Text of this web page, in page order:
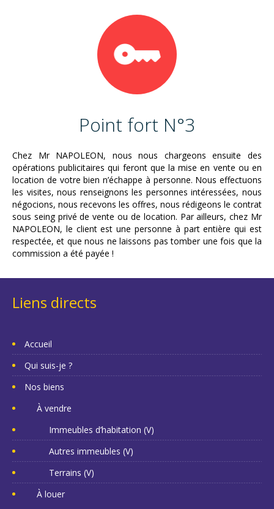
Point fort N°3
Chez Mr NAPOLEON, nous nous chargeons ensuite des
opérations publicitaires qui feront que la mise en vente ou en
location de votre bien n’échappe à personne. Nous effectuons
les visites, nous renseignons les personnes intéressées, nous
négocions, nous recevons les offres, nous rédigeons le contrat
sous seing privé de vente ou de location. Par ailleurs, chez Mr
NAPOLEON, le client est une personne à part entière qui est
respectée, et que nous ne laissons pas tomber une fois que la
commission a été payée !
Liens directs
Accueil
Qui suis-je ?
Nos biens
À vendre
Immeubles d’habitation (V)
Autres immeubles (V)
Terrains (V)
À louer